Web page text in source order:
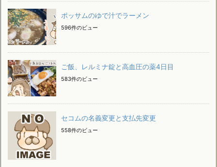
ポッサムのゆで汁でラーメン
596件のビュー
ご飯、レルミナ錠と高血圧の薬4日目
583件のビュー
セコムの名義変更と支払先変更
558件のビュー